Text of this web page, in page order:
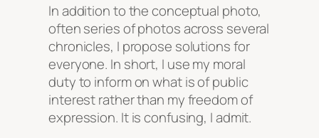
In addition to the conceptual photo,
often series of photos across several
chronicles, I propose solutions for
everyone. In short, I use my moral
duty to inform on what is of public
interest rather than my freedom of
expression. It is confusing, I admit.